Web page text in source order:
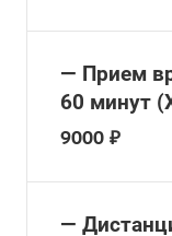
— Прием
60 минут
9000 ₽
—